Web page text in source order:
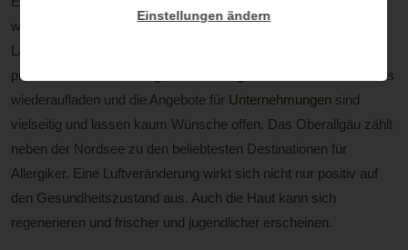
wirken. Lärm und Hektik liegen hinter uns. Die imposante
Landschaft weckt alle Sinne. Besonders Stadtbewohner
profitieren davon. In der gesunden Bergluft lassen sich die Akkus
wiederaufladen und die Angebote für Unternehmungen sind
vielseitig und lassen kaum Wünsche offen. Das Oberallgäu zählt
neben der Nordsee zu den beliebtesten Destinationen für
Allergiker. Eine Luftveränderung wirkt sich nicht nur positiv auf
den Gesundheitszustand aus. Auch die Haut kann sich
regenerieren und frischer und jugendlicher erscheinen.
Einstellungen ändern